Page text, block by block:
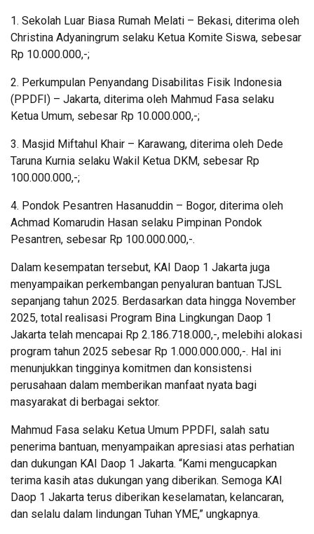
1. Sekolah Luar Biasa Rumah Melati – Bekasi, diterima oleh
Christina Adyaningrum selaku Ketua Komite Siswa, sebesar
Rp 10.000.000,-;
2. Perkumpulan Penyandang Disabilitas Fisik Indonesia
(PPDFI) – Jakarta, diterima oleh Mahmud Fasa selaku
Ketua Umum, sebesar Rp 10.000.000,-;
3. Masjid Miftahul Khair – Karawang, diterima oleh Dede
Taruna Kurnia selaku Wakil Ketua DKM, sebesar Rp
100.000.000,-;
4. Pondok Pesantren Hasanuddin – Bogor, diterima oleh
Achmad Komarudin Hasan selaku Pimpinan Pondok
Pesantren, sebesar Rp 100.000.000,-.
Dalam kesempatan tersebut, KAI Daop 1 Jakarta juga
menyampaikan perkembangan penyaluran bantuan TJSL
sepanjang tahun 2025. Berdasarkan data hingga November
2025, total realisasi Program Bina Lingkungan Daop 1
Jakarta telah mencapai Rp 2.186.718.000,-, melebihi alokasi
program tahun 2025 sebesar Rp 1.000.000.000,-. Hal ini
menunjukkan tingginya komitmen dan konsistensi
perusahaan dalam memberikan manfaat nyata bagi
masyarakat di berbagai sektor.
Mahmud Fasa selaku Ketua Umum PPDFI, salah satu
penerima bantuan, menyampaikan apresiasi atas perhatian
dan dukungan KAI Daop 1 Jakarta. “Kami mengucapkan
terima kasih atas dukungan yang diberikan. Semoga KAI
Daop 1 Jakarta terus diberikan keselamatan, kelancaran,
dan selalu dalam lindungan Tuhan YME,” ungkapnya.